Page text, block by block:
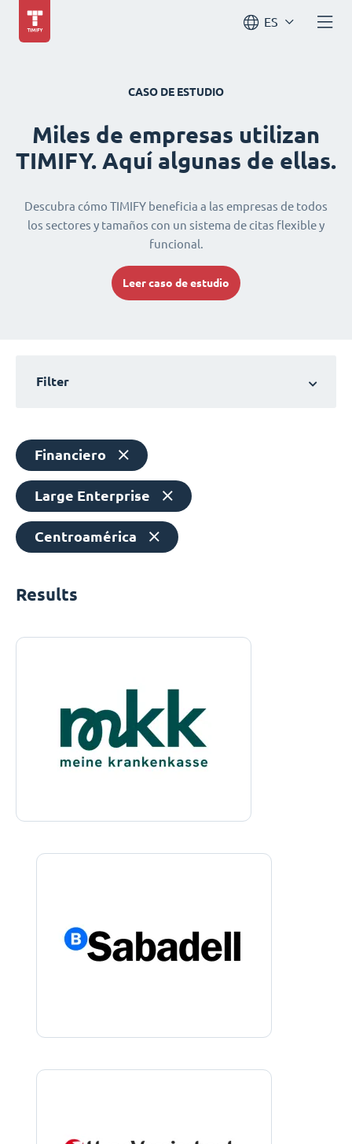
ES
CASO DE ESTUDIO
Miles de empresas utilizan
TIMIFY. Aquí algunas de ellas.
Descubra cómo TIMIFY beneficia a las empresas de todos
los sectores y tamaños con un sistema de citas flexible y
funcional.
Leer caso de estudio
Filter
Financiero
Large Enterprise
Centroamérica
Results